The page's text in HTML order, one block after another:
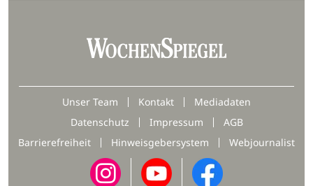
Unser Team Kontakt
Mediadaten
Datenschutz
Impressum
AGB
Barrierefreiheit
Hinweisgebersystem Webjournalist